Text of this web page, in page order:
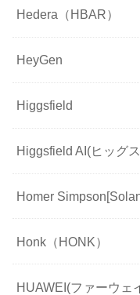
Hedera（HBAR）
HeyGen
Higgsfield
Higgsfield AI(ヒッグ
Homer
Honk（HONK）
HUAWEI(ファーウェ